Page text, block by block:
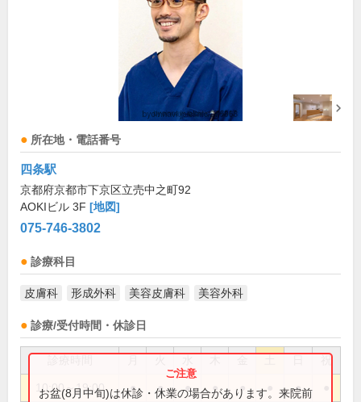
所在地・電話番号
四条駅
京都府京都市下京区立売中之町92
AOKIビル 3F [地図]
075-746-3802
診療科目
皮膚科 形成外科 美容皮膚科 美容外科
診療/受付時間・休診日
祝
10:00～19:00 ● ● ● ● ● ●
お盆(8月中旬)は休診・休業の場合があります。来院前